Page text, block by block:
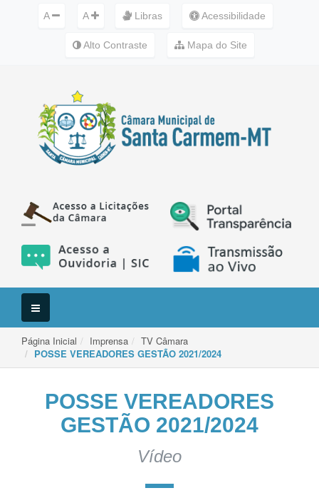
A A Libras Acessibilidade
Alto Contraste Mapa do Site
Menu
de
Navegação
Página Inicial Imprensa
TV Câmara
POSSE VEREADORES GESTÃO 2021/2024
POSSE VEREADORES
GESTÃO 2021/2024
Vídeo